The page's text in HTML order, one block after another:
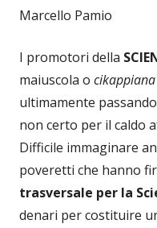
Marcello Pamio
I promotori della
maiuscola o cikappiana
ultimamente
non certo per il caldo
Difficile immaginare
poveretti che hanno
trasversale per la
denari per costituire